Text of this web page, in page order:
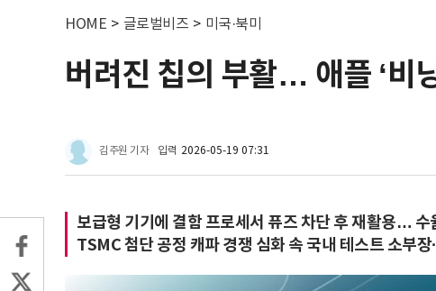
HOME > 글로벌비즈 > 미국·북미
버려진 칩의 부활… 애플 ‘비
김주원 기자 입력 2026-05-19 07:31
보급형 기기에 결함 프로세서 퓨즈 차단 후 재활용… 수
TSMC 첨단 공정 캐파 경쟁 심화 속 국내 테스트 소부